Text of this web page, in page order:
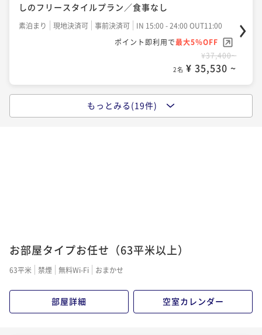
しのフリースタイルプラン／食事なし
素泊まり 現地決済可 事前決済可
IN 15:00 - 24:00 OUT11:00
ポイント即利用で最大5％OFF
¥37,400~
2名 ¥ 35,530 ~
【朝食のみ】話題の函館朝食◇自慢の海鮮丼や炉端焼
（夕朝食：炉端付バイキング）
¥44,880~
2名 ¥ 42,636 ~
もっとみる(19件)
お部屋タイプお任せ（63平米以上）
63平米 禁煙 無料Wi-Fi おまかせ
部屋詳細 空室カレンダー